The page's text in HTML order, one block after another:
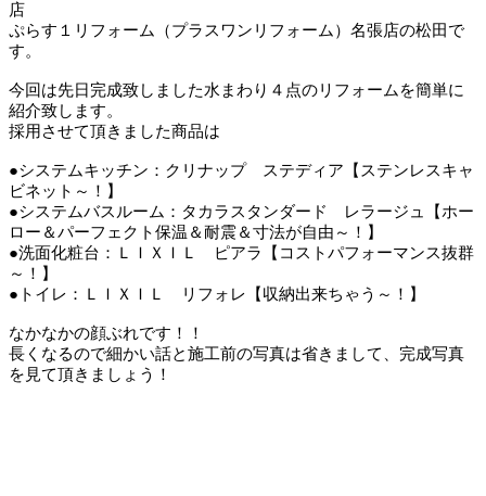
店
ぷらす１リフォーム（プラスワンリフォーム）名張店の松田で
す。
今回は先日完成致しました水まわり４点のリフォームを簡単に
紹介致します。
採用させて頂きました商品は
●システムキッチン：クリナップ ステディア【ステンレスキャ
ビネット～！】
●システムバスルーム：タカラスタンダード レラージュ【ホー
ロー＆パーフェクト保温＆耐震＆寸法が自由～！】
●洗面化粧台：ＬＩＸＩＬ ピアラ【コストパフォーマンス抜群
～！】
●トイレ：ＬＩＸＩＬ リフォレ【収納出来ちゃう～！】
なかなかの顔ぶれです！！
長くなるので細かい話と施工前の写真は省きまして、完成写真
を見て頂きましょう！